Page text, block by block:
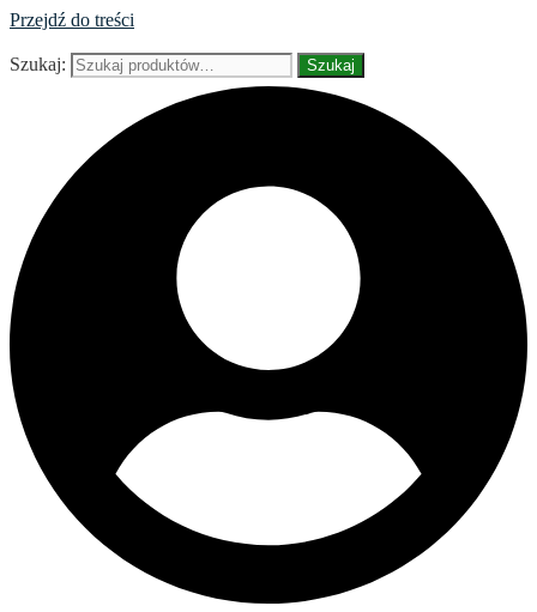
Przejdź do treści
Szukaj: Szukaj